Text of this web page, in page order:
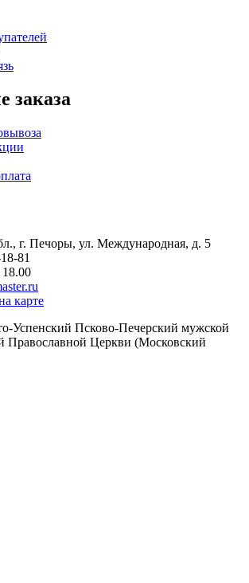
заказа
г. Печоры, ул. Международная, д. 5
81
карте
Успенский Псково-Печерский мужской
Православной Церкви (Московский